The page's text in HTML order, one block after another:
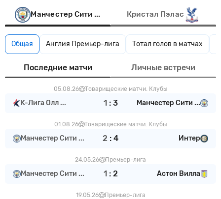
Манчестер Сити ... Кристал Пэлас
Общая Англия Премьер-лига Тотал голов в матчах
Последние матчи Личные встречи
05.08.26 Товарищеские матчи. Клубы
K-Лига Олл ... 1: 3 Манчестер Сити ...
01.08.26 Товарищеские матчи. Клубы
Манчестер Сити ... 2 : 4 Интер
24.05.26 Премьер-лига
Манчестер Сити ... 1: 2 Астон Вилла
19.05.26 Премьер-лига